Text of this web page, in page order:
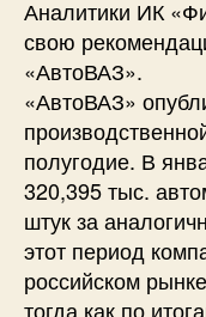
Аналитики ИК
свою
«АвтоВАЗ».
«АвтоВАЗ»
полугодие. В
320,395 тыс.
штук за
этот период
российском
тогда как по